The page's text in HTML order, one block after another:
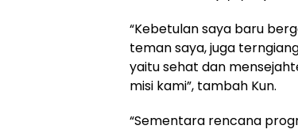
“Kebetulan saya baru
teman saya, juga
yaitu sehat dan
misi kami”, tambah Kun.
“Sementara rencana